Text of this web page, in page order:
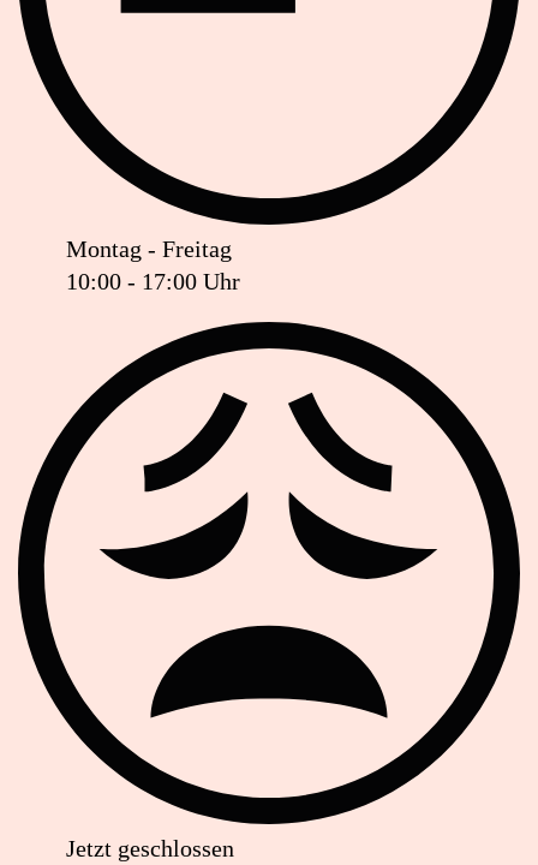
Montag - Freitag
10:00 - 17:00 Uhr
Ist das Geschäft jetzt geöffnet oder geschlossen?
Jetzt geschlossen